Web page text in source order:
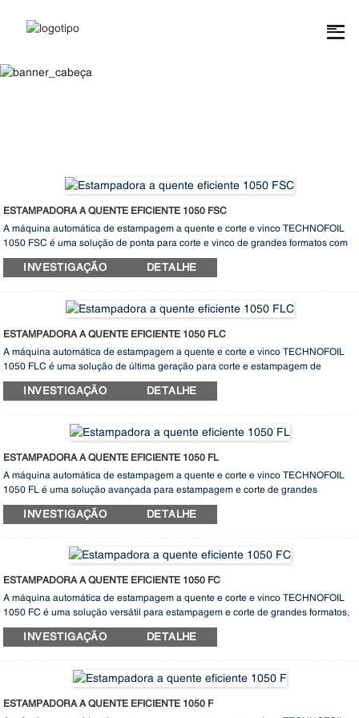
ESTAMPADORA A QUENTE EFICIENTE 1050 FSC
A máquina automática de estampagem a quente e corte e vinco TECHNOFOIL
1050 FSC é uma solução de ponta para corte e vinco de grandes formatos com
remoção de foil e estampagem, apresentando 3 sistemas de tração de foil
longitudinais e 2 transversais. Reconhecida pela sua alta precisão, velocidade,
estável, esta máquina é considerada uma das melhores opções do setor. Seja
para produção eficiente em alto volume ou processamento preciso com
múltiplas opções de tração de foil, a TECHNOFOIL 1050 FSC se destaca por
esta máquina avançada que oferece desempenho e confiabilidade superiores.
INVESTIGAÇÃO DETALHE
ESTAMPADORA A QUENTE EFICIENTE 1050 FLC
A máquina automática de estampagem a quente e corte e vinco TECHNOFOIL
1050 FLC é uma solução de última geração para corte e estampagem de
grandes formatos, apresentando sistemas de tração de folha longitudinal e
transversal, além de recursos para hologramas. Reconhecida por sua alta
construção robusta e desempenho consistente, esta máquina é amplamente
considerada uma das melhores opções do setor. Seja para produção eficiente
em alto volume ou processamento preciso com efeitos holográficos, a
suas capacidades de produção com esta máquina inovadora que oferece
desempenho e confiabilidade superiores.
INVESTIGAÇÃO DETALHE
ESTAMPADORA A QUENTE EFICIENTE 1050 FL
A máquina automática de estampagem a quente e corte e vinco TECHNOFOIL
1050 FL é uma solução avançada para estampagem e corte de grandes
formatos, equipada com um sistema de tração longitudinal da folha e um sistema
de holograma. Reconhecida pela sua alta precisão, velocidade, operação
consistente, esta máquina destaca-se como uma das melhores opções do
mercado. Seja para produção eficiente em alto volume ou para processamento
preciso com efeitos holográficos, a TECHNOFOIL 1050 FL oferece resultados
que oferece desempenho e confiabilidade superiores.
INVESTIGAÇÃO DETALHE
ESTAMPADORA A QUENTE EFICIENTE 1050 FC
A máquina automática de estampagem a quente e corte e vinco TECHNOFOIL
1050 FC é uma solução versátil para estampagem e corte de grandes formatos,
apresentando sistemas de tração de folha longitudinal e transversal. Com foco
em alta precisão, velocidade, operação intuitiva, trocas rápidas, construção
melhores opções disponíveis. Seja para produção eficiente em alto volume ou
processamento preciso, a TECHNOFOIL 1050 FC se destaca por oferecer
resultados excepcionais. Eleve suas capacidades de fabricação com esta
INVESTIGAÇÃO DETALHE
ESTAMPADORA A QUENTE EFICIENTE 1050 F